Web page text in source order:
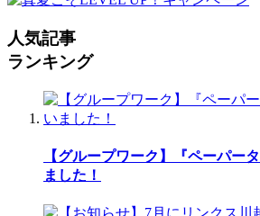
人気記事
ランキング
【グループワーク】『ペーパー
ました！